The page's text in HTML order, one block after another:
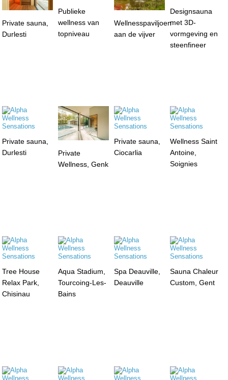
Private sauna,
Durlesti
Publieke
wellness van
topniveau
Wellnesspaviljoen
aan de vijver
Designsauna
met 3D-
vormgeving en
steenfineer
Private sauna,
Durlesti
Private
Wellness, Genk
Private sauna,
Ciocarlia
Wellness Saint
Antoine,
Soignies
Tree House
Relax Park,
Chisinau
Aqua Stadium,
Tourcoing-Les-
Bains
Spa Deauville,
Deauville
Sauna Chaleur
Custom, Gent